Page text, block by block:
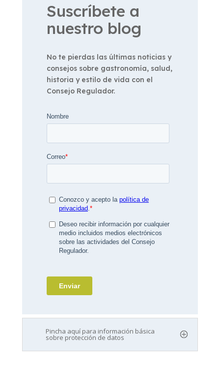
Suscríbete a
nuestro blog
No te pierdas las últimas noticias y
consejos sobre gastronomía, salud,
historia y estilo de vida con el
Consejo Regulador.
Pincha aquí para información básica
sobre protección de datos